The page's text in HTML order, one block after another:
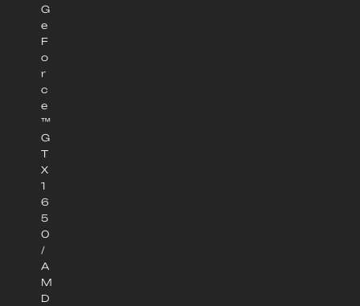
G
e
F
o
r
c
e
™
G
T
X
1
6
5
0
/
A
M
D